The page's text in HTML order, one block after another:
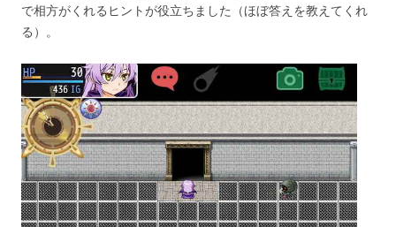
で相方がくれるヒントが役立ちました（ほぼ答えを教えてくれ
る）。